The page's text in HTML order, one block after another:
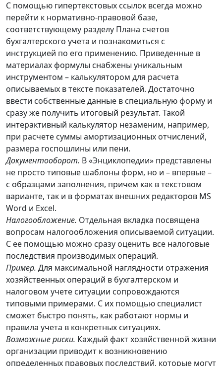
С помощью гипертекстовых ссылок всегда можно
перейти к нормативно-правовой базе,
соответствующему разделу Плана счетов
бухгалтерского учета и познакомиться с
инструкцией по его применению. Приведенные в
материалах формулы снабжены уникальным
инструментом – калькулятором для расчета
описываемых в тексте показателей. Достаточно
ввести собственные данные в специальную форму и
сразу же получить итоговый результат. Такой
интерактивный калькулятор незаменим, например,
при расчете суммы амортизационных отчислений,
размера госпошлины или пени.
Документооборот. В «Энциклопедии» представлены
не просто типовые шаблоны форм, но и – впервые –
с образцами заполнения, причем как в текстовом
варианте, так и в форматах внешних редакторов MS
Word и Excel.
Налогообложение. Отдельная вкладка посвящена
вопросам налогообложения описываемой ситуации.
С ее помощью можно сразу оценить все налоговые
последствия производимых операций.
Пример. Для максимальной наглядности отражения
хозяйственных операций в бухгалтерском и
налоговом учете ситуации сопровождаются
типовыми примерами. С их помощью специалист
сможет быстро понять, как работают нормы и
правила учета в конкретных ситуациях.
Возможные риски. Каждый факт хозяйственной жизни
организации приводит к возникновению
определенных правовых последствий, которые могут